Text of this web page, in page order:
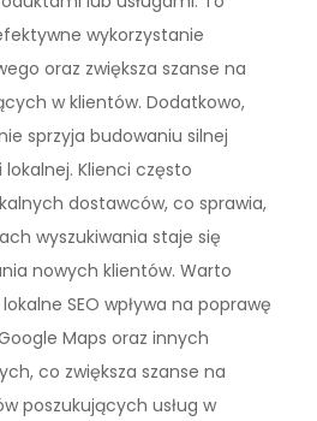
wykorzystanie
oraz zwiększa szanse na
w klientów. Dodatkowo,
sprzyja budowaniu silnej
Klienci często
dostawców, co sprawia,
wyszukiwania staje się
nowych klientów. Warto
SEO wpływa na poprawę
Maps oraz innych
co zwiększa szanse na
poszukujących usług w